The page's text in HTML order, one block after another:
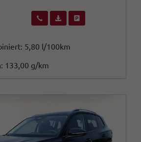
Wir rufen Sie anFahrzeugexposé (PDF)
5,80 l/100km
133,00 g/km